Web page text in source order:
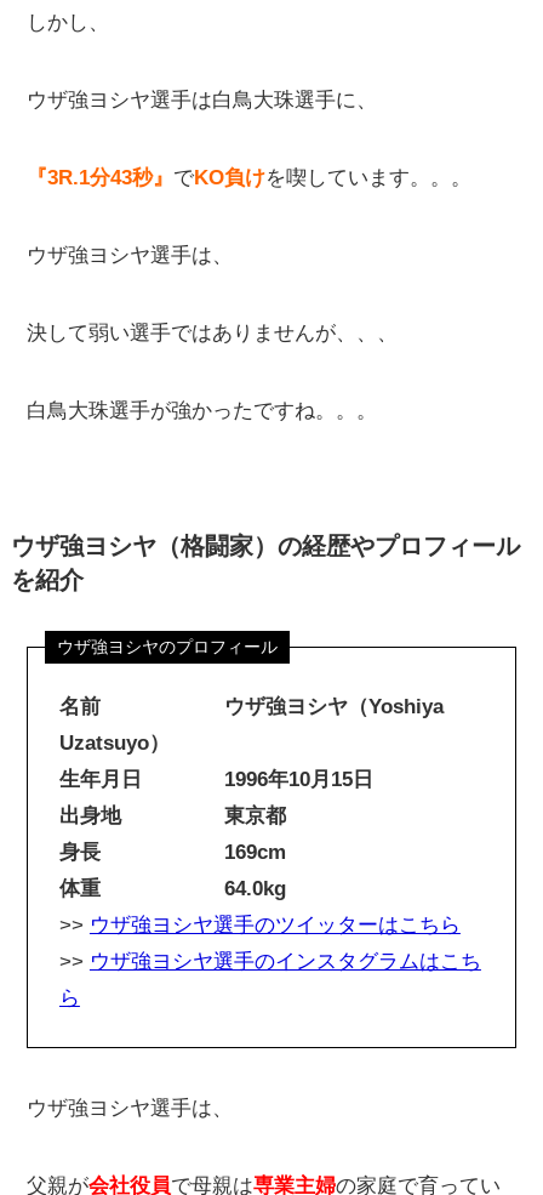
しかし、
ウザ強ヨシヤ選手は白鳥大珠選手に、
『3R.1分43秒』 でKO負けを喫しています。。。
ウザ強ヨシヤ選手は、
決して弱い選手ではありませんが、、、
白鳥大珠選手が強かったですね。。。
ウザ強ヨシヤ（格闘家）の経歴やプロフィール
を紹介
名前 ウザ強ヨシヤ（Yoshiya
Uzatsuyo）
生年月日 1996年10月15日
出身地 東京都
身長 169cm
体重 64.0kg
>> ウザ強ヨシヤ選手のツイッターはこちら
>> ウザ強ヨシヤ選手のインスタグラムはこち
ら
ウザ強ヨシヤ選手は、
父親が会社役員で母親は専業主婦の家庭で育ってい